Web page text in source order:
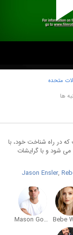
متحده
ها
در راه شناخت خود، با
شود و با گرایشات
Jason Ensler,
Bebe
Mason Gooding